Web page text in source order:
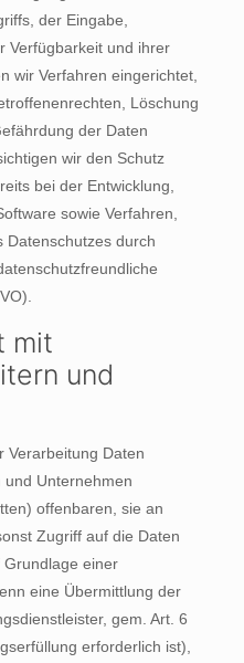
der Eingabe,
Verfügbarkeit und ihrer
wir Verfahren eingerichtet,
Löschung
der Daten
wir den Schutz
bei der Entwicklung,
sowie Verfahren,
Datenschutzes durch
mit
und
Verarbeitung Daten
Unternehmen
offenbaren, sie an
Zugriff auf die Daten
einer
eine Übermittlung der
gem. Art. 6
erforderlich ist),